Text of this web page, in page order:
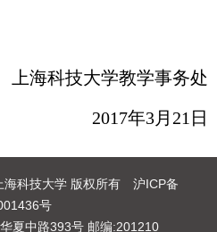
上海科技大学教学事务处
2017年3月 21 日
科技大学 版权所有 沪ICP备
号
夏中路393号 邮编:201210